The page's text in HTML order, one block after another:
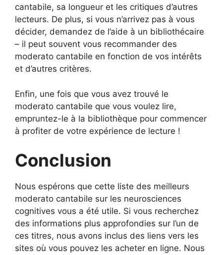
cantabile, sa longueur et les critiques d’autres
lecteurs. De plus, si vous n’arrivez pas à vous
décider, demandez de l’aide à un bibliothécaire
– il peut souvent vous recommander des
moderato cantabile en fonction de vos intérêts
et d’autres critères.
Enfin, une fois que vous avez trouvé le
moderato cantabile que vous voulez lire,
empruntez-le à la bibliothèque pour commencer
à profiter de votre expérience de lecture !
Conclusion
Nous espérons que cette liste des meilleurs
moderato cantabile sur les neurosciences
cognitives vous a été utile. Si vous recherchez
des informations plus approfondies sur l’un de
ces titres, nous avons inclus des liens vers les
sites où vous pouvez les acheter en ligne. Nous